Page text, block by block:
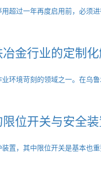
超过一年再度启用前，必须
金行业的定制化
环境苛刻的领域之一。在乌
位开关与安全装
置，其中限位开关是基本也